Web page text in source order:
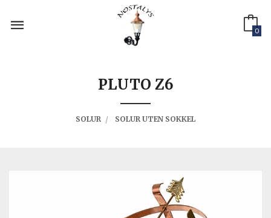
innholdet
0
PLUTO Z6
SOLUR SOLUR UTEN SOKKEL